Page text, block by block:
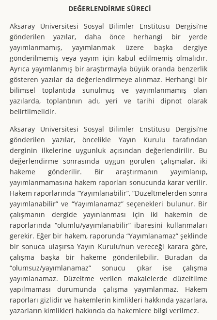
DEĞERLENDİRME SÜRECİ
Aksaray Üniversitesi Sosyal Bilimler Enstitüsü Dergisi’ne
gönderilen yazılar, daha önce herhangi bir yerde
yayımlanmamış, yayımlanmak üzere başka dergiye
gönderilmemiş veya yayım için kabul edilmemiş olmalıdır.
Ayrıca yayımlanmış bir araştırmayla büyük oranda benzerlik
gösteren yazılar da değerlendirmeye alınmaz. Herhangi bir
bilimsel toplantıda sunulmuş ve yayımlanmamış olan
yazılarda, toplantının adı, yeri ve tarihi dipnot olarak
belirtilmelidir.
Aksaray Üniversitesi Sosyal Bilimler Enstitüsü Dergisi’ne
gönderilen yazılar, öncelikle Yayın Kurulu tarafından
derginin ilkelerine uygunluk açısından değerlendirilir. Bu
değerlendirme sonrasında uygun görülen çalışmalar, iki
hakeme gönderilir. Bir araştırmanın yayımlanıp,
yayımlanmamasına hakem raporları sonucunda karar verilir.
Hakem raporlarında “Yayımlanabilir”, “Düzeltmelerden sonra
yayımlanabilir” ve “Yayımlanamaz” seçenekleri bulunur. Bir
çalışmanın dergide yayınlanması için iki hakemin de
raporlarında “olumlu/yayımlanabilir” ibaresini kullanmaları
gerekir. Eğer bir hakem, raporunda “Yayımlanamaz” şeklinde
bir sonuca ulaşırsa Yayın Kurulu’nun vereceği karara göre,
çalışma başka bir hakeme gönderilebilir. Buradan da
“olumsuz/yayımlanamaz” sonucu çıkar ise çalışma
yayımlanamaz. Düzeltme verilen makalelerde düzeltilme
yapılmaması durumunda çalışma yayımlanmaz. Hakem
raporları gizlidir ve hakemlerin kimlikleri hakkında yazarlara,
yazarların kimlikleri hakkında da hakemlere bilgi verilmez.